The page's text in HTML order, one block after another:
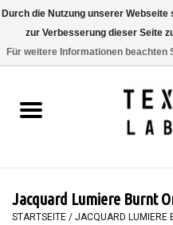
BÜCHER
MALEN
Jacquard Lumiere Burnt
STARTSEITE / JACQUARD LUMIERE
Durch die Nutzung unserer
zur Verbesserung dieser Seite
Für weitere Informationen